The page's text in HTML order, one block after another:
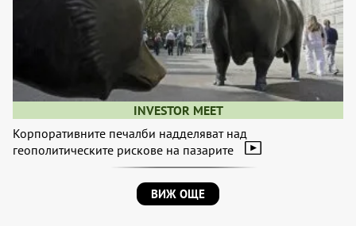
INVESTOR MEET
Корпоративните печалби надделяват над
геополитическите рискове на пазарите
ВИЖ ОЩЕ